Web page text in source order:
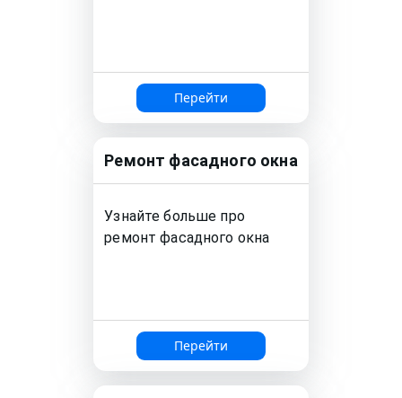
Перейти
Ремонт фасадного окна
Узнайте больше про
ремонтфасадного окна
Перейти